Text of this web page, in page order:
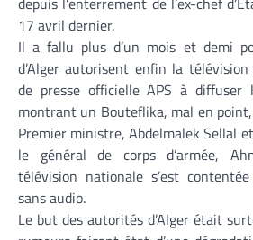
17 avril dernier.
Il a fallu plus d’un mois et demi
d’Alger autorisent enfin la
de presse officielle APS à diffuser
montrant un Bouteflika, mal en
Premier ministre, Abdelmalek Sellal
le général de corps d’armée,
télévision nationale s’est
sans audio.
Le but des autorités d’Alger était